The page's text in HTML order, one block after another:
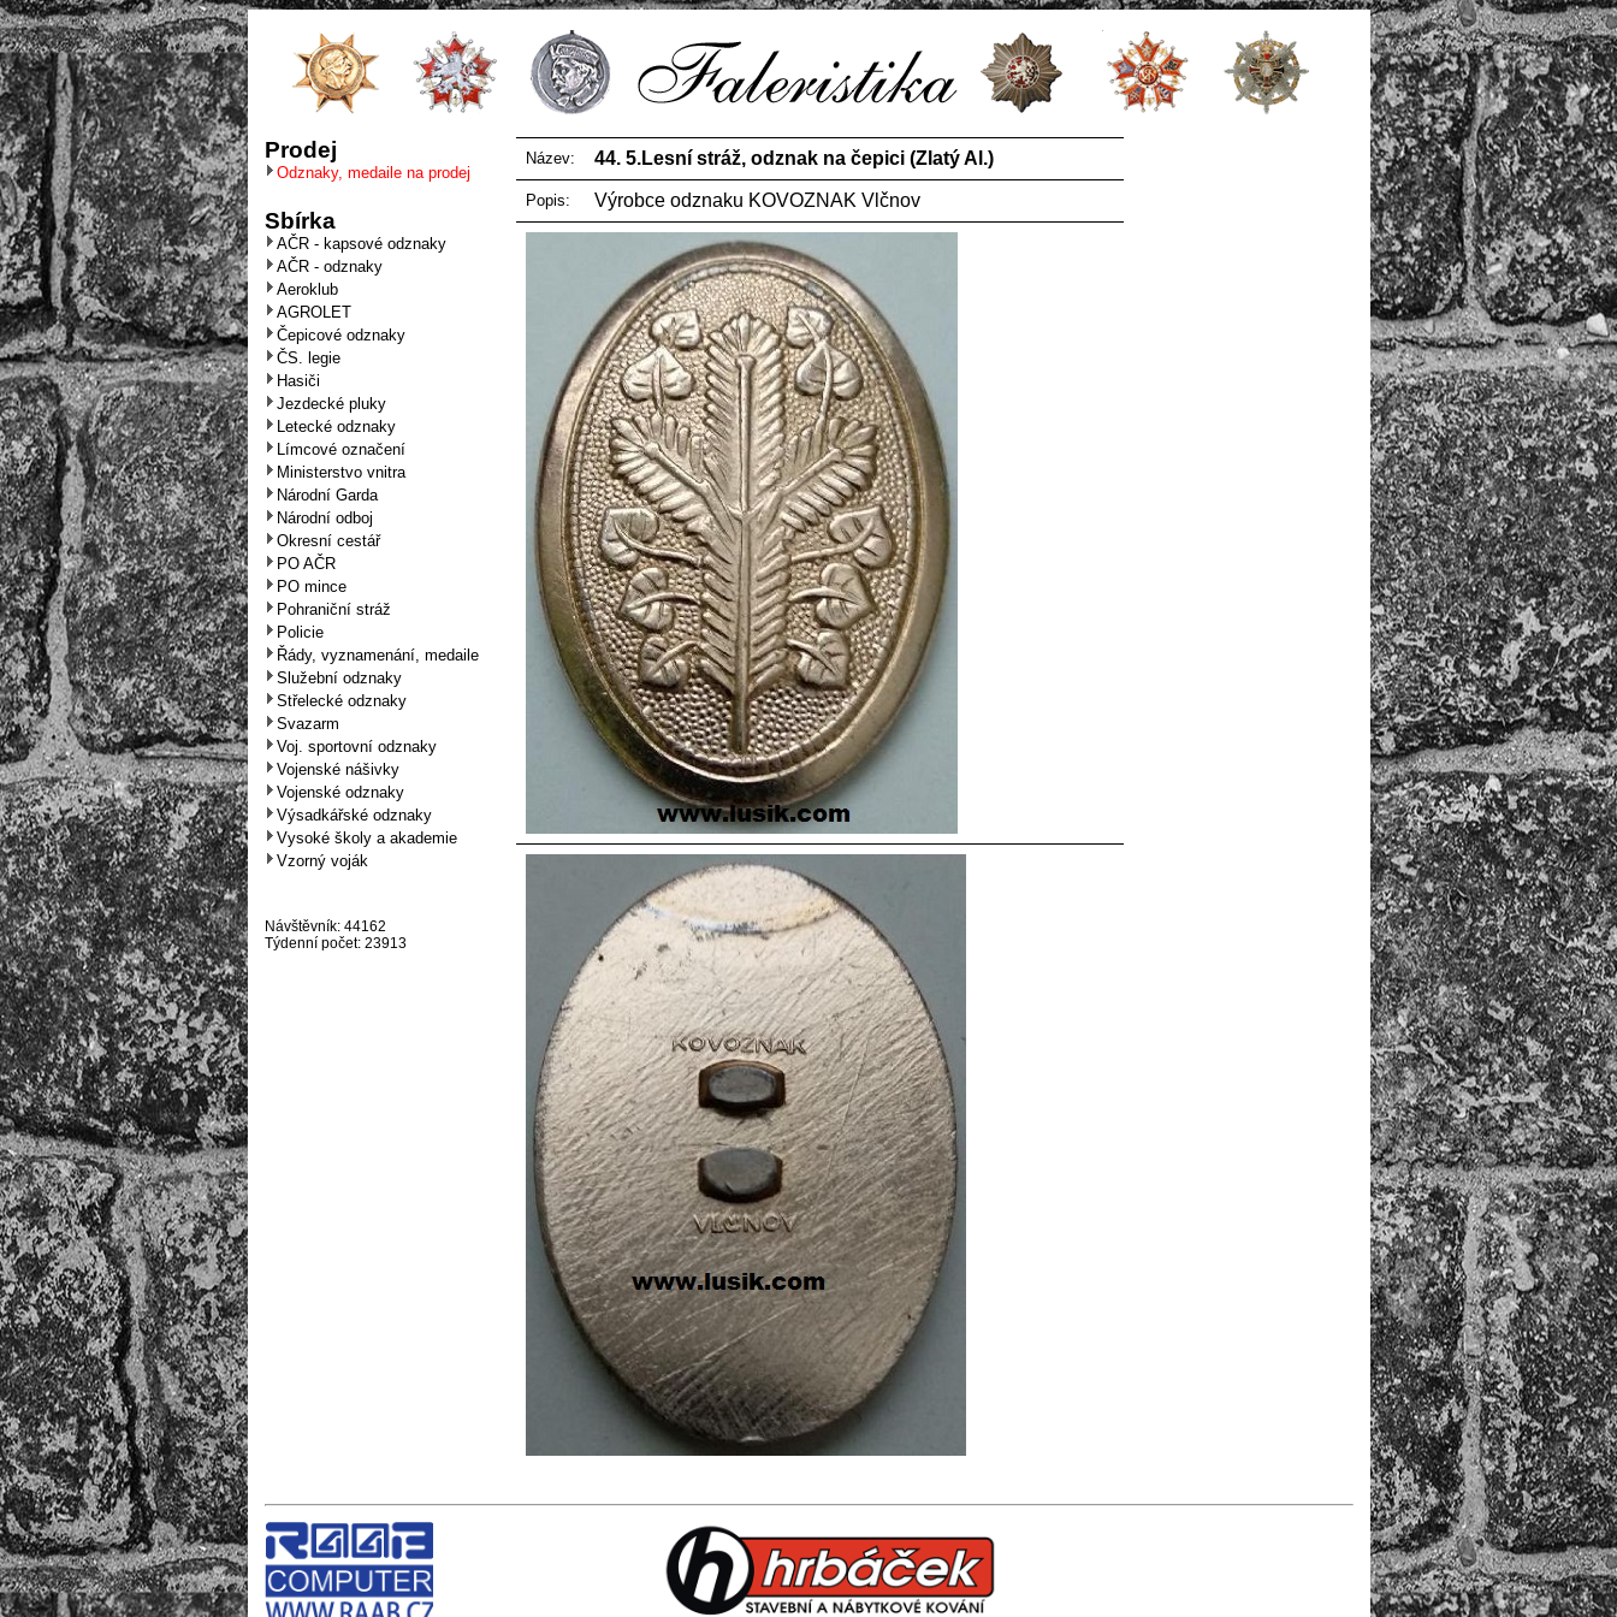
Prodej
Odznaky, medaile na prodej
Sbírka
AČR - kapsové odznaky
AČR - odznaky
Aeroklub
AGROLET
Čepicové odznaky
ČS. legie
Hasiči
Jezdecké pluky
Letecké odznaky
Límcové označení
Ministerstvo vnitra
Národní Garda
Národní odboj
Okresní cestář
PO AČR
PO mince
Pohraniční stráž
Policie
Řády, vyznamenání, medaile
Služební odznaky
Střelecké odznaky
Svazarm
Voj. sportovní odznaky
Vojenské nášivky
Vojenské odznaky
Výsadkářské odznaky
Vysoké školy a akademie
Vzorný voják
Návštěvník: 44162
Týdenní počet: 23913
Název: 44. 5.Lesní stráž, odznak na čepici (Zlatý Al.)
Popis: Výrobce odznaku KOVOZNAK Vlčnov